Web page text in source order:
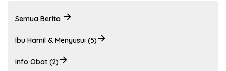
Semua Berita
Ibu Hamil & Menyusui (5)
Info Obat (2)